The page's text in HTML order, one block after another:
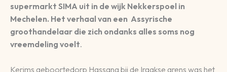
supermarkt SIMA uit in de wijk Nekkerspoel in
Mechelen. Het verhaal van een Assyrische
groothandelaar die zich ondanks alles soms nog
vreemdeling voelt.
Kerims geboortedorp Hassana bij de Iraakse grens was het